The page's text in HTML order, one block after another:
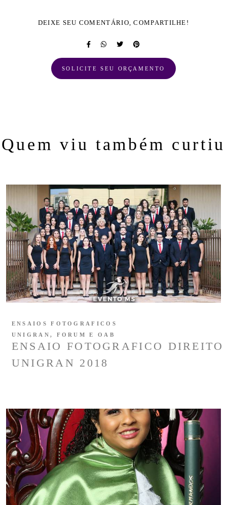
DEIXE SEU COMENTÁRIO, COMPARTILHE!
SOLICITE SEU ORÇAMENTO
Quem viu também curtiu
ENSAIO FOTOGRAFICO DIREITO
UNIGRAN 2018
ENSAIOS FOTOGRAFICOS
UNIGRAN, FORUM E OAB